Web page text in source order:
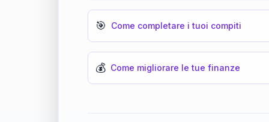
🎯 Come completare i tuoi compiti
💰 Come migliorare le tue finanze